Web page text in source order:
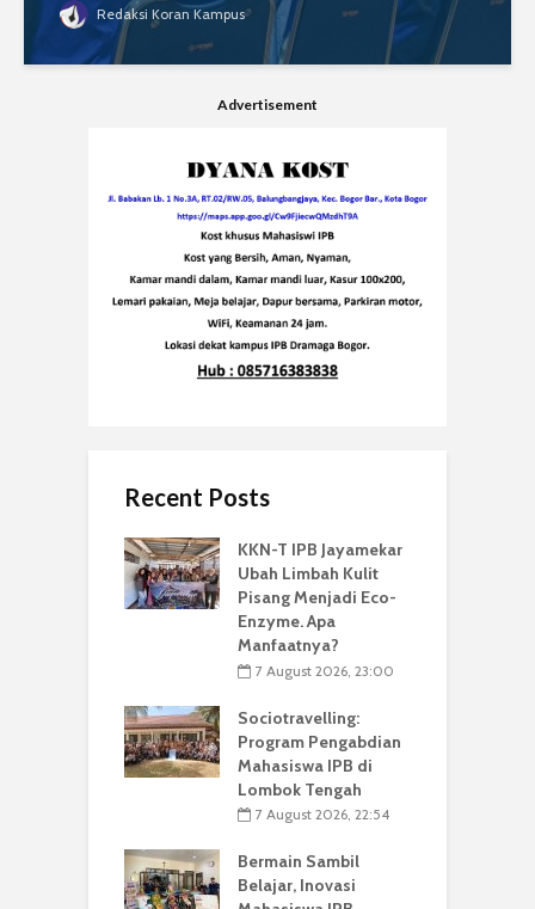
Redaksi Koran Kampus
Advertisement
Recent Posts
KKN-T IPB Jayamekar
Ubah Limbah Kulit
Pisang Menjadi Eco-
Enzyme. Apa
Manfaatnya?
7 August 2026, 23:00
Sociotravelling:
Program Pengabdian
Mahasiswa IPB di
Lombok Tengah
7 August 2026, 22:54
Bermain Sambil
Belajar, Inovasi